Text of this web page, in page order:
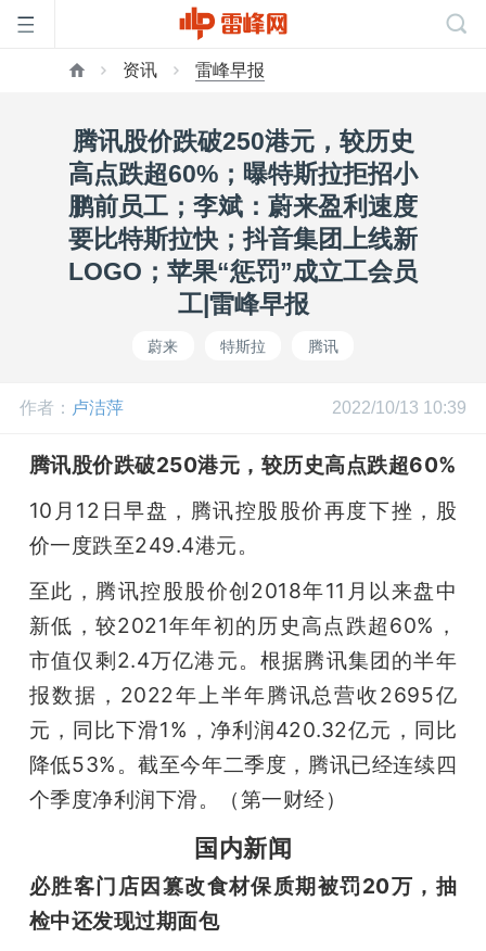
页
雷
课
活
动
心
GAIR
资讯 雷峰早报
腾讯股价跌破250港元，较历史
高点跌超60%；曝特斯拉拒招小
鹏前员工；李斌：蔚来盈利速度
要比特斯拉快；抖音集团上线新
LOGO；苹果“惩罚”成立工会员
工|雷峰早报
蔚来 特斯拉 腾讯
作者： 卢洁萍 2022/10/13 10:39
腾讯股价跌破250港元，较历史高点跌超60%
10月12日早盘，腾讯控股股价再度下挫，股
价一度跌至249.4港元。
至此，腾讯控股股价创2018年11月以来盘中
新低，较2021年年初的历史高点跌超60%，
市值仅剩2.4万亿港元。根据腾讯集团的半年
报数据，2022年上半年腾讯总营收2695亿
元，同比下滑1%，净利润420.32亿元，同比
降低53%。截至今年二季度，腾讯已经连续四
个季度净利润下滑。（第一财经）
国内新闻
必胜客门店因篡改食材保质期被罚20万，抽
检中还发现过期面包